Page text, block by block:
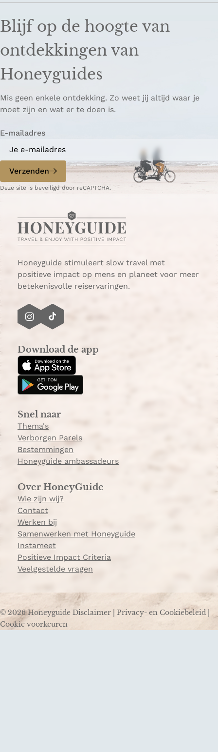
Blijf op de hoogte van
ontdekkingen van
Honeyguides
Mis geen enkele ontdekking. Zo weet jij altijd waar je
moet zijn en wat er te doen is.
E-mailadres
Verzenden
Deze site is beveiligd door reCAPTCHA.
Honeyguide stimuleert slow travel met
positieve impact op mens en planeet voor meer
betekenisvolle reiservaringen.
I
t
a
g
m
T
T
o
k
Download de app
Snel naar
Thema's
Verborgen Parels
Bestemmingen
Honeyguide ambassadeurs
Over HoneyGuide
Wie zijn wij?
Contact
Werken bij
Samenwerken met Honeyguide
Instameet
Positieve Impact Criteria
Veelgestelde vragen
© 2026 Honeyguide Disclaimer Privacy- en Cookiebeleid
Cookie voorkeuren